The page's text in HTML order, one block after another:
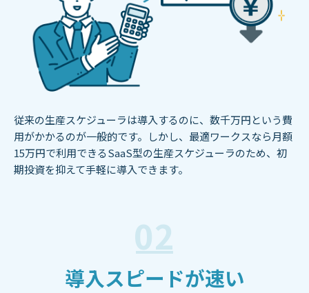
従来の生産スケジューラは導入するのに、数千万円という費
用がかかるのが一般的です。しかし、最適ワークスなら月額
15万円で利用できるSaaS型の生産スケジューラのため、初
期投資を抑えて手軽に導入できます。
02
導入スピードが速い